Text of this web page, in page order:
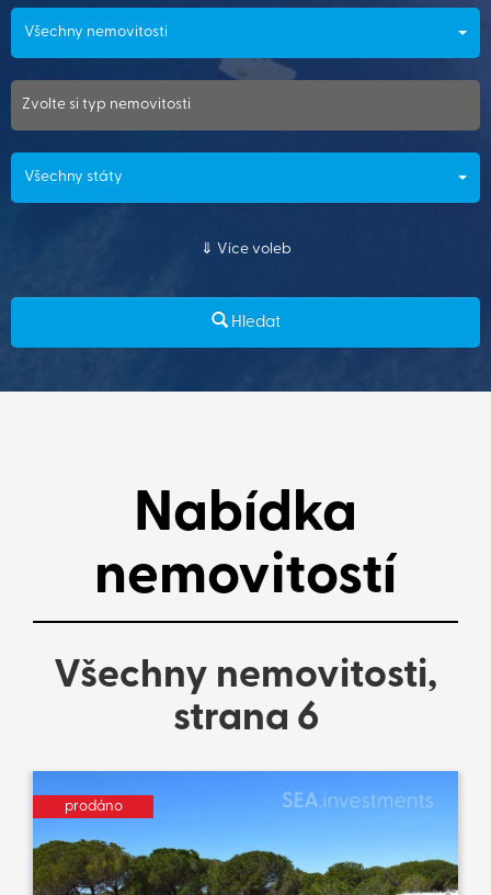
Všechny nemovitosti
Zvolte si typ nemovitosti
Všechny státy
Více voleb
Hledat
Nabídka
nemovitostí
Všechny nemovitosti,
strana 6
prodáno